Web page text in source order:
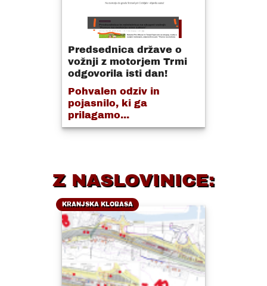
Predsednica države o
vožnji z motorjem Trmi
odgovorila isti dan!
Pohvalen odziv in
pojasnilo, ki ga
prilagamo...
Z NASLOVINICE:
KRANJSKA KLOBASA